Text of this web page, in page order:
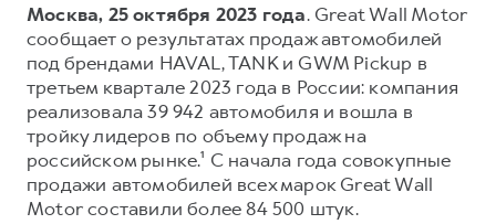
от 2 899 000 ₽ от 3 599 000 ₽
POER
от 3 449 000 ₽
КОРПОРАТИВНЫМ КЛИЕНТАМ
Для малого бизнеса
Корпоративным клиентам
Крупным корпоративным клиентам
Система управления автопарком
GWM Безопасность
Гарантия HAVAL
Мобильное приложение GWM
Программа «HAVAL Защита+»
Руководства по эксплуатации
Подписки
Москва, 25 октября 2023 года. Great Wall Motor
сообщает о результатах продаж автомобилей
под брендами HAVAL, TANK и GWM Pickup в
третьем квартале 2023 года в России: компания
реализовала 39 942 автомобиля и вошла в
тройку лидеров по объему продаж на
российском рынке.¹ С начала года совокупные
продажи автомобилей всех марок Great Wall
Motor составили более 84 500 штук.